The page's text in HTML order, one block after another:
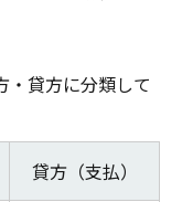
・貸方に分類して
貸方（支払）